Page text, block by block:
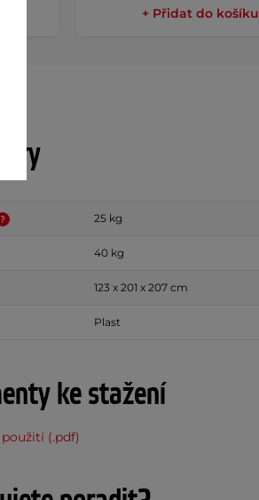
+ Přidat do košíku
25 kg
40 kg
123 x 201 x 207 cm
Plast
ke stažení
(.pdf)